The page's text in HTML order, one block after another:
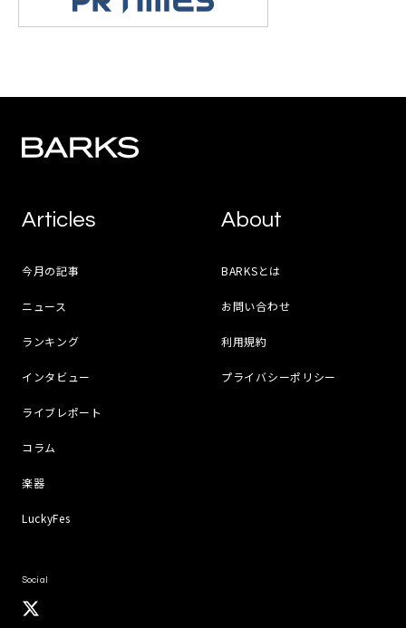
Articles
今月の記事
ニュース
ランキング
インタビュー
ライブレポート
コラム
楽器
LuckyFes
About
BARKSとは
お問い合わせ
利用規約
プライバシーポリシー
Social